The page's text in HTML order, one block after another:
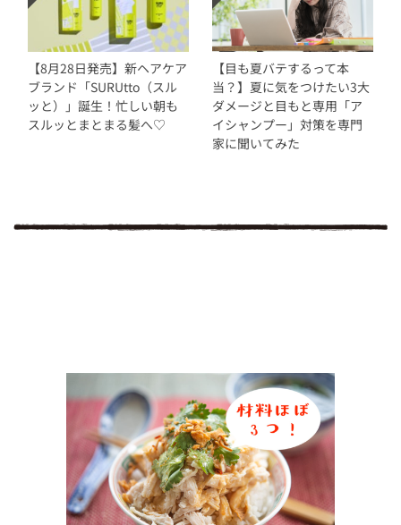
【8月28日発売】新ヘアケア
ブランド「SURUtto（スル
ッと）」誕生！忙しい朝も
スルッとまとまる髪へ♡
【目も夏バテするって本
当？】夏に気をつけたい3大
ダメージと目もと専用「ア
イシャンプー」対策を専門
家に聞いてみた